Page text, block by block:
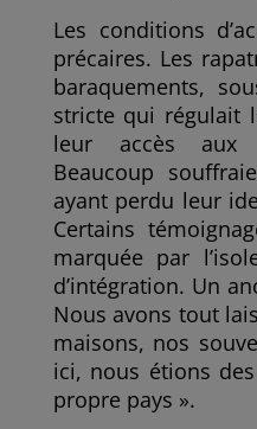
Les conditions
précaires. Les
baraquements,
stricte qui régulait
leur accès aux
Beaucoup
ayant perdu leur
Certains
marquée par
d’intégration. Un
Nous avons tout
maisons, nos
ici, nous étions
propre pays ».